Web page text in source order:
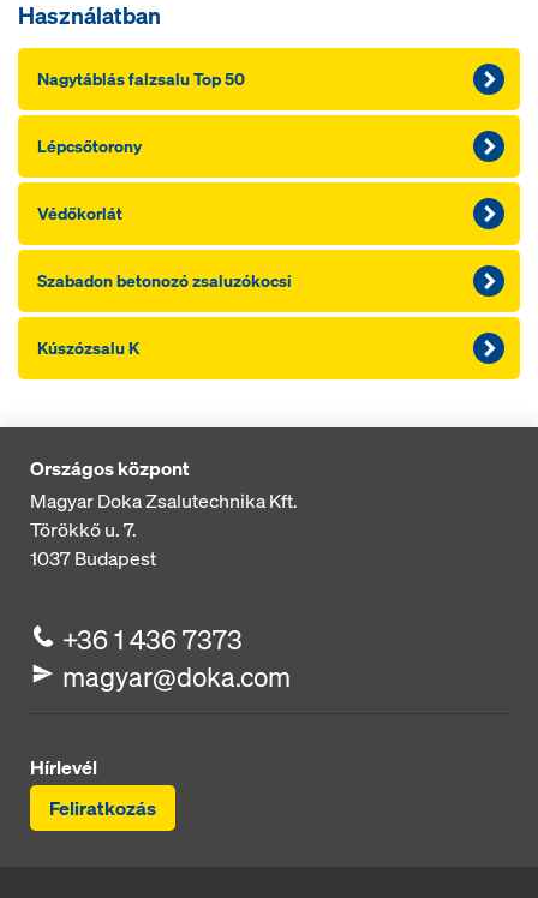
Használatban
Nagytáblás falzsalu Top 50
Lépcsőtorony
Védőkorlát
Szabadon betonozó zsaluzókocsi
Kúszózsalu K
Országos központ
Magyar Doka Zsalutechnika Kft.
Törökkő u. 7.
1037Budapest
+36 1 436 7373
magyar@doka.com
Hírlevél
Feliratkozás